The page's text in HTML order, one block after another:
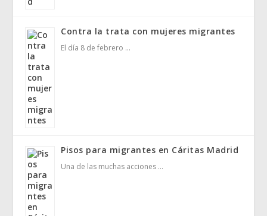
Contra la trata con mujeres migrantes
El día 8 de febrero …
Pisos para migrantes en Cáritas Madrid
Una de las muchas acciones …